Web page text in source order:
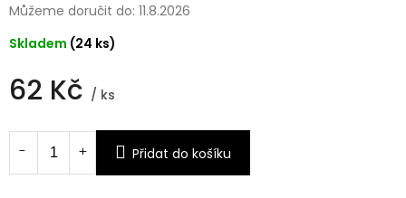
62 Kč / ks
cena:
Skladem (24 ks)
Můžeme doručit do: 11.8.2026
Přidat do košíku